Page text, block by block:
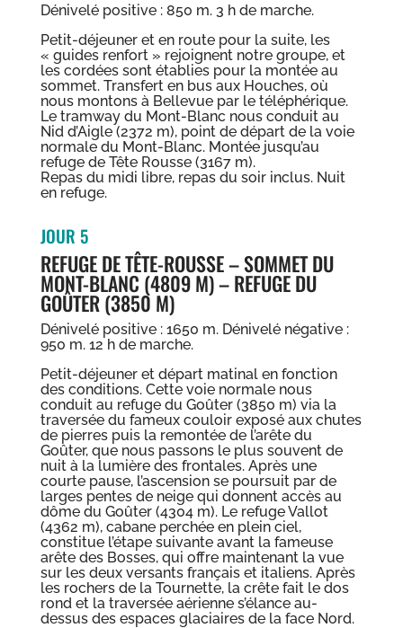
Dénivelé positive : 850 m. 3 h de marche.
Petit-déjeuner et en route pour la suite, les
« guides renfort » rejoignent notre groupe, et
les cordées sont établies pour la montée au
sommet. Transfert en bus aux Houches, où
nous montons à Bellevue par le téléphérique.
Le tramway du Mont-Blanc nous conduit au
Nid d’Aigle (2372 m), point de départ de la voie
normale du Mont-Blanc. Montée jusqu’au
refuge de Tête Rousse (3167 m).
Repas du midi libre, repas du soir inclus. Nuit
en refuge.
JOUR 5
REFUGE DE TÊTE-ROUSSE – SOMMET DU
MONT-BLANC (4809 M) – REFUGE DU
GOÛTER (3850 M)
Dénivelé positive : 1650 m. Dénivelé négative :
950 m. 12 h de marche.
Petit-déjeuner et départ matinal en fonction
des conditions. Cette voie normale nous
conduit au refuge du Goûter (3850 m) via la
traversée du fameux couloir exposé aux chutes
de pierres puis la remontée de l’arête du
Goûter, que nous passons le plus souvent de
nuit à la lumière des frontales. Après une
courte pause, l’ascension se poursuit par de
larges pentes de neige qui donnent accès au
dôme du Goûter (4304 m). Le refuge Vallot
(4362 m), cabane perchée en plein ciel,
constitue l’étape suivante avant la fameuse
arête des Bosses, qui offre maintenant la vue
sur les deux versants français et italiens. Après
les rochers de la Tournette, la crête fait le dos
rond et la traversée aérienne s’élance au-
dessus des espaces glaciaires de la face Nord.